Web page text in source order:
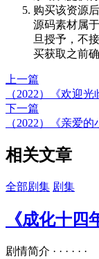
购买该资源
源码素材属
旦授予，不
买获取之前
上一篇
（2022）《欢迎
下一篇
（2022）《亲爱
相关文章
全部剧集 剧集
《成化十四
剧情简介 · · · ·